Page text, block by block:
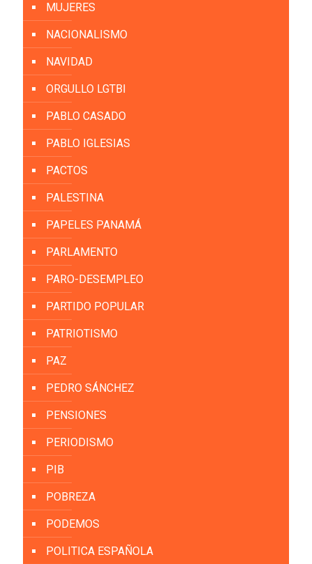
MUJERES
NACIONALISMO
NAVIDAD
ORGULLO LGTBI
PABLO CASADO
PABLO IGLESIAS
PACTOS
PALESTINA
PAPELES PANAMÁ
PARLAMENTO
PARO-DESEMPLEO
PARTIDO POPULAR
PATRIOTISMO
PAZ
PEDRO SÁNCHEZ
PENSIONES
PERIODISMO
PIB
POBREZA
PODEMOS
POLITICA ESPAÑOLA